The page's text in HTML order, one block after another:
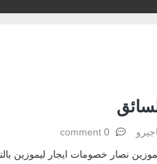
0 comment